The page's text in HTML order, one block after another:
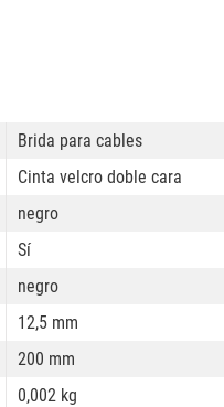
Brida para cables
Cinta velcro doble cara
negro
Sí
negro
12,5 mm
200 mm
0,002 kg